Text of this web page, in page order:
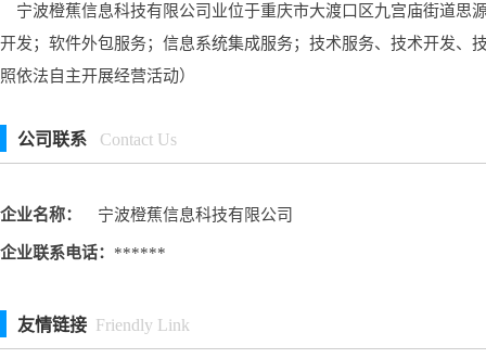
宁波橙蕉信息科技有限公司业位于重庆市大渡口区九宫庙街道思
开发；软件外包服务；信息系统集成服务；技术服务、技术开发
照依法自主开展经营活动）
公司联系 Contact Us
企业名称： 宁波橙蕉信息科技有限公司
企业联系电话： ******
友情链接 Friendly Link